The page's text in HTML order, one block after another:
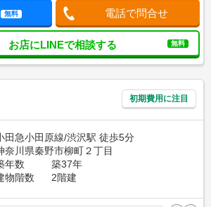
無料 電話で問合せ
お店にLINEで相談する 無料
初期費用に注目
田急小田原線/渋沢駅 徒歩5分
奈川県秦野市柳町２丁目
年数
築37年
物階数
2階建